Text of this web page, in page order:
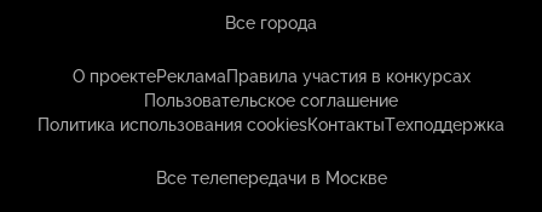
Все города
О проектеРекламаПравила участия в конкурсах
Пользовательское соглашение
Политика использования cookiesКонтактыТехподдержка
Все телепередачи в Москве